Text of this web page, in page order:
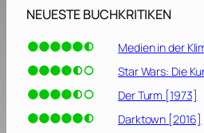
NEUESTE BUCHKRITIKEN
Medien in der
Star Wars: Die
Der Turm [1973]
Darktown [2016]